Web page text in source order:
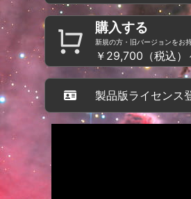
購入する
新規の方・旧バージョンをお
￥29,700（税込）
製品版ライセンス